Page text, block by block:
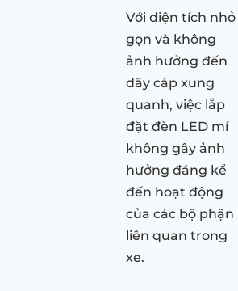
Với diện tích nhỏ
gọn và không
ảnh hưởng đến
dây cáp xung
quanh, việc lắp
đặt đèn LED mí
không gây ảnh
hưởng đáng kể
đến hoạt động
của các bộ phận
liên quan trong
xe.